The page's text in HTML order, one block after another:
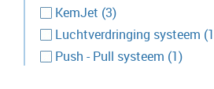
KemJet 3producten
Luchtverdringing systeem 1
Push - Pull systeem 1product